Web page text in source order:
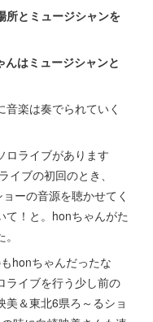
所とミュージシャンを
はミュージシャンと
楽は奏でられていく
ロライブがあります
ブの初回のとき、
ーの音源を聴かせてく
て！と。honちゃんがた
honちゃんだったな
ライブを行う少し前の
美＆東北6県ろ～るショ